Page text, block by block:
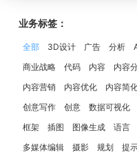
业务标签：
全部 3D设计 广告 分析
商业战略
代码 内容 内容
内容营销
内容优化 内容简
创意写作
创意 数据可视化
框架
插图 图像生成 语言
多媒体编辑
摄影 规划 提